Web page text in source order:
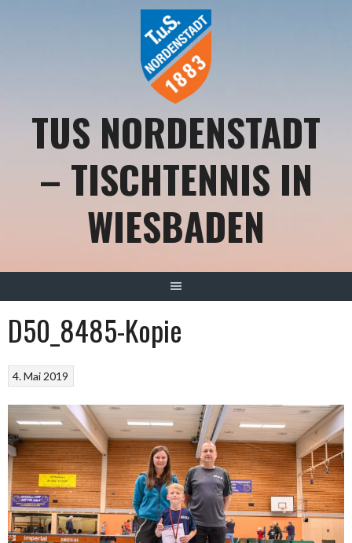
TUS NORDENSTADT
– TISCHTENNIS IN
WIESBADEN
D50_8485-Kopie
4. Mai 2019